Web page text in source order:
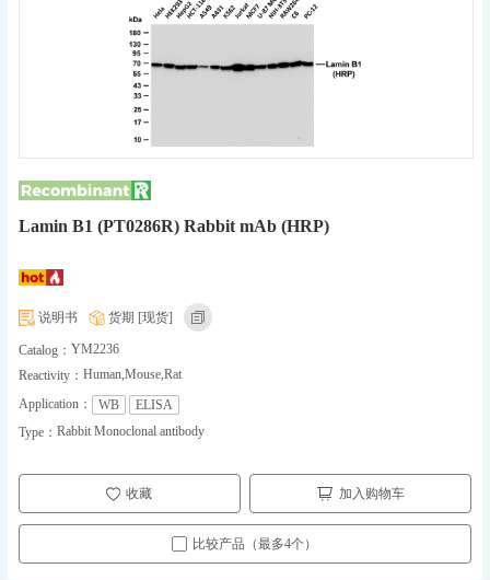
Lamin B1 (PT0286R) Rabbit mAb (HRP)
说明书 货期 [现货]
Catalog： YM2236
Reactivity： Human,Mouse,Rat
Application：
WB
ELISA
Type： Rabbit Monoclonal antibody
收藏 加入购物车
比较产品（最多4个）